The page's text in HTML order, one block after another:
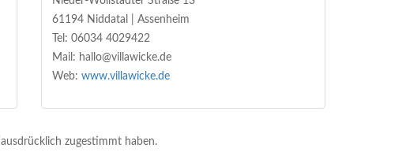
61194 Niddatal | Assenheim
Tel: 06034 4029422
Mail: hallo@villawicke.de
Web: www.villawicke.de
zugestimmt haben.